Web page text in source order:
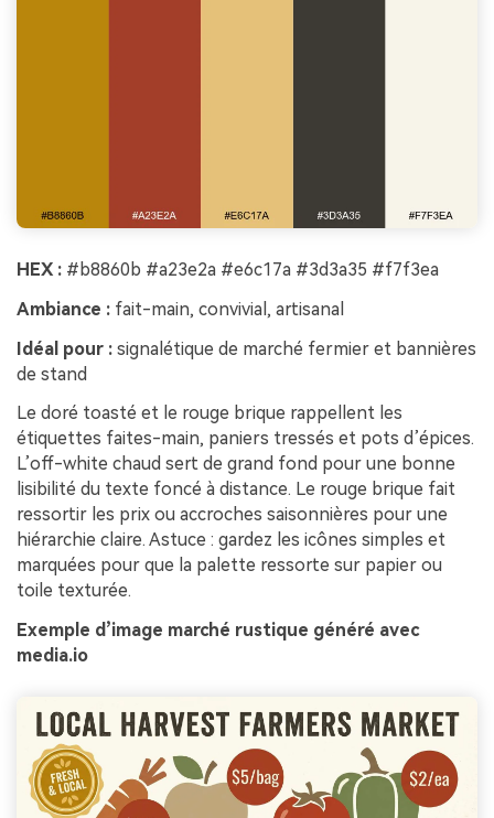
HEX : #b8860b #a23e2a #e6c17a #3d3a35 #f7f3ea
Ambiance : fait-main, convivial, artisanal
Idéal pour : signalétique de marché fermier et bannières
de stand
Le doré toasté et le rouge brique rappellent les
étiquettes faites-main, paniers tressés et pots d’épices.
L’off-white chaud sert de grand fond pour une bonne
lisibilité du texte foncé à distance. Le rouge brique fait
ressortir les prix ou accroches saisonnières pour une
hiérarchie claire. Astuce : gardez les icônes simples et
marquées pour que la palette ressorte sur papier ou
toile texturée.
Exemple d’image marché rustique généré avec
media.io